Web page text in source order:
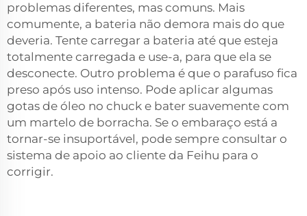
problemas diferentes, mas comuns. Mais
comumente, a bateria não demora mais do que
deveria. Tente carregar a bateria até que esteja
totalmente carregada e use-a, para que ela se
desconecte. Outro problema é que o parafuso fica
preso após uso intenso. Pode aplicar algumas
gotas de óleo no chuck e bater suavemente com
um martelo de borracha. Se o embaraço está a
tornar-se insuportável, pode sempre consultar o
sistema de apoio ao cliente da Feihu para o
corrigir.